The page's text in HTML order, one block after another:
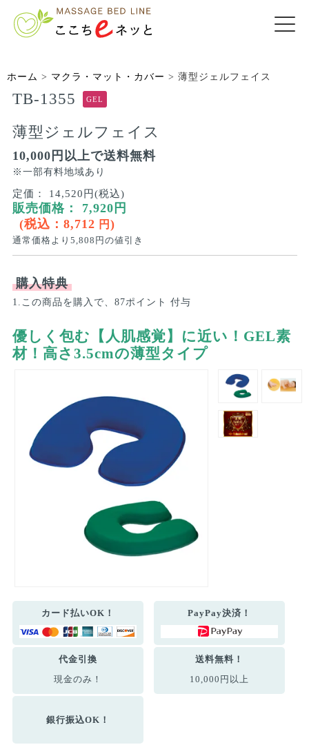
ホーム > マクラ・マット・カバー > 薄型ジェルフェイス
TB-1355 GEL
薄型ジェルフェイス
10,000円以上で送料無料
※一部有料地域あり
定価：
14,520円(税込)
販売価格： 7,920 円
(税込： 8,712 円 )
通常価格より 5,808 円の値引き
購入特典
1.この商品を購入で、87ポイント 付与
優しく包む【人肌感覚】に近い！GEL素
材！高さ3.5cmの薄型タイプ
カード払いOK！ PayPay決済！
代金引換
現金のみ！
送料無料！
10,000円以上
銀行振込OK！